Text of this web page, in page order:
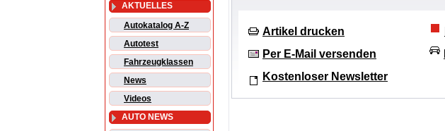
AKTUELLES
Autokatalog A-Z
Autotest
Fahrzeugklassen
News
Videos
AUTO NEWS
Artikel drucken
Per E-Mail versenden
Kostenloser Newsletter